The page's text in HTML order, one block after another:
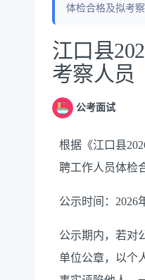
体检合格及拟考
公告正文
江口县
考察人员
公考面试
根据《江口县
聘工作人员体检
公示时间：2026
公示期内，若对
单位公章，以个